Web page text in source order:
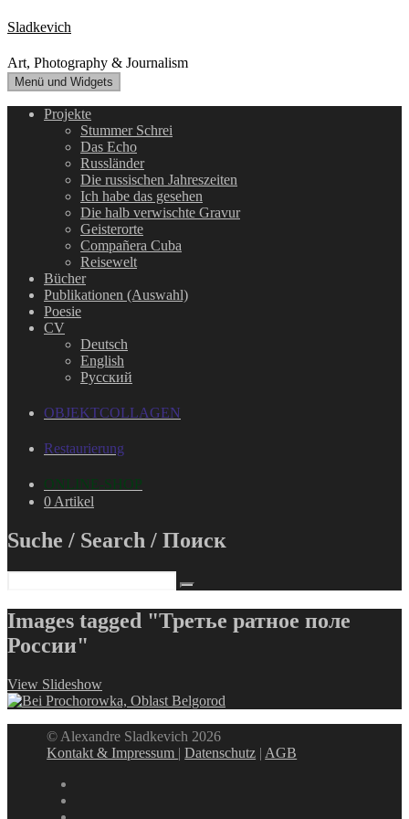
Zum
Inhalt
springen
Sladkevich
Art, Photography & Journalism
Menü und Widgets
Projekte
Stummer Schrei
Das Echo
Russländer
Die russischen Jahreszeiten
Ich habe das gesehen
Die halb verwischte Gravur
Geisterorte
Compañera Cuba
Reisewelt
Bücher
Publikationen (Auswahl)
Poesie
CV
Deutsch
English
Русский
OBJEKTCOLLAGEN
Restaurierung
ONLINE-SHOP
0 Artikel
Suche / Search / Поиск
Images tagged "Третье ратное поле
России"
View Slideshow
© Alexandre Sladkevich 2026
Kontakt & Impressum |Datenschutz | AGB